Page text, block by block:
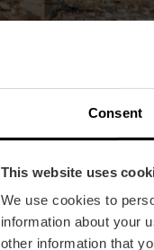
Consent
This website uses
We use cookies to
information about your
other information that